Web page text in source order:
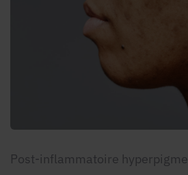
Post-inflammatoire